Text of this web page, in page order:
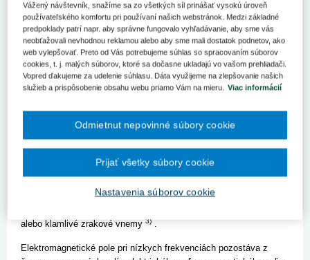
časovo premenný elektrický náboj na povrchu exponovaného
zamestnanca, ktorého tok vyvoláva vo vnútri telesných tkanív
striedavé vnútorné indukované elektrické pole (Ei) a vnútorný
indukovaný elektrický prúd.
V dôsledku vystavenia ľudského tela vonkajšiemu
elektromagnetickému poľu ELF je rozloženie nábojov na povrchu
intenzity vnútorného elektrického poľa (Ei) dochádza k
Elektrická stimulácia vplyvom elektromagnetických polí ELF patrí
telesné zdravie zamestnancov, a v prípade stimulácie zmyslových
alebo klamlivé zrakové vnemy 3) .
Elektromagnetické pole pri níz­kych frekvenciách pozostáva z
Vážený návštevník, snažíme sa zo všetkých síl prinášať vysokú úroveň
používateľského komfortu pri používaní našich webstránok. Medzi základné
predpoklady patrí napr. aby správne fungovalo vyhľadávanie, aby sme vás
neobťažovali nevhodnou reklamou alebo aby sme mali dostatok podnetov, ako
web vylepšovať. Preto od Vás potrebujeme súhlas so spracovaním súborov
cookies, t. j. malých súborov, ktoré sa dočasne ukladajú vo vašom prehliadači.
Vopred ďakujeme za udelenie súhlasu. Dáta využijeme na zlepšovanie našich
služieb a prispôsobenie obsahu webu priamo Vám na mieru.
Viac informácií
Nastavenia súborov cookie
Odmietnut nepovinné súbory cookie
Prijať všetky súbory cookie